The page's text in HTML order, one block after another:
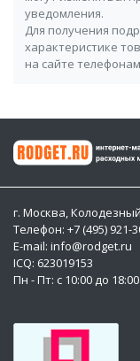
уведомления.
Для получения
характеристике
на сайте
г. Москва,
Телефон: +7 (495) 921-
E-mail: info@rodget.ru
ICQ: 623019153
Пн - Пт: с 10:00 до 18:00